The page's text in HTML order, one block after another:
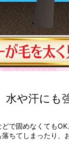
や汗にも
で固めなくてもOK
ちてしまったり、